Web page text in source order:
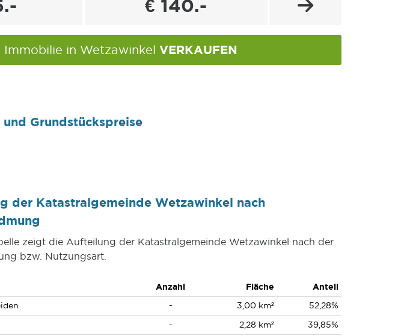
€ 140.-
Immobilie in Wetzawinkel VERKAUFEN
Grundstückspreise
der Katastralgemeinde Wetzawinkel nach
zeigt die Aufteilung der Katastralgemeinde Wetzawinkel nach der
bzw. Nutzungsart.
Anzahl Fläche
Anteil
- 3,00 km²
52,28%
- 2,28 km²
39,85%